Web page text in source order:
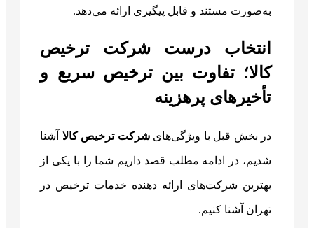
به‌صورت مستند و قابل پیگیری ارائه می‌دهد.
انتخاب درست شرکت ترخیص
کالا؛ تفاوت بین ترخیص سریع و
تأخیرهای پرهزینه
در بخش قبل با ویژگی‌های شرکت ترخیص کالا آشنا
شدیم، در ادامه مطلب قصد داریم شما را با یکی از
بهترین شرکت‌های ارائه دهنده خدمات ترخیص در
تهران آشنا کنیم.